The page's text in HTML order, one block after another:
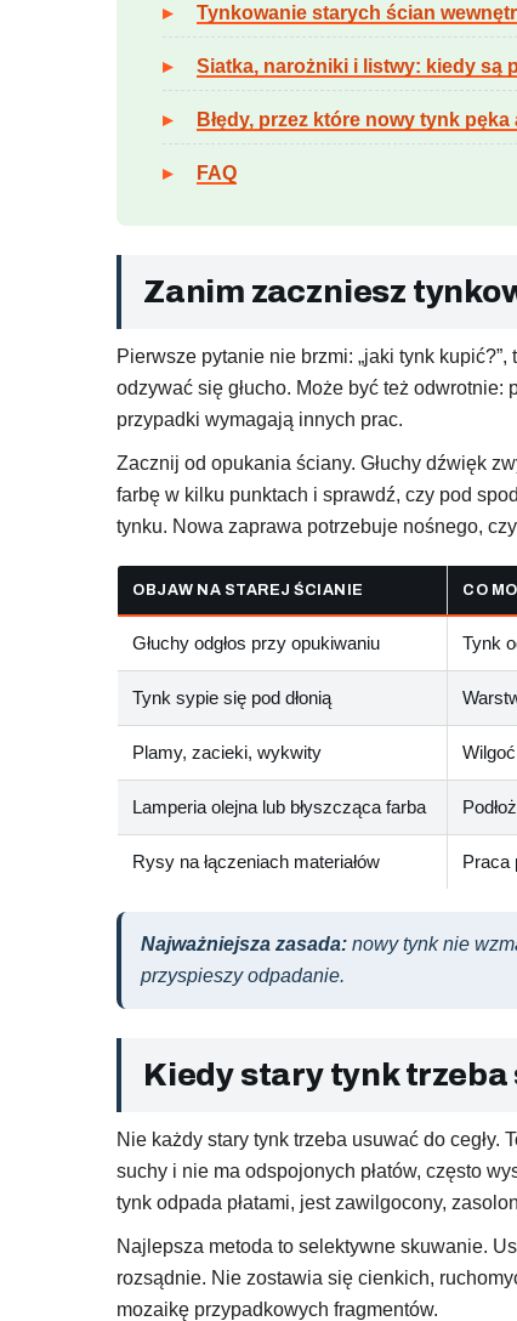
Tynkowanie starych ścian
Siatka, narożniki i listwy: kiedy są
Błędy, przez które nowy tynk
FAQ
Zanim zaczniesz
Pierwsze pytanie nie brzmi: „jaki tynk
odzywać się głucho. Może być też
przypadki wymagają innych prac.
Zacznij od opukania ściany. Głuchy dźwięk
farbę w kilku punktach i sprawdź, czy pod
tynku. Nowa zaprawa potrzebuje nośnego,
OBJAW NA STAREJ ŚCIANIE CO
Głuchy odgłos przy opukiwaniu Tynk
Tynk sypie się pod dłonią
Plamy, zacieki, wykwity
Lamperia olejna lub błyszcząca farba
Rysy na łączeniach materiałów Praca
Najważniejsza zasada: nowy tynk nie
przyspieszy odpadanie.
Kiedy stary tynk trzeba
Nie każdy stary tynk trzeba usuwać do cegły.
suchy i nie ma odspojonych płatów, często
tynk odpada płatami, jest zawilgocony,
Najlepsza metoda to selektywne skuwanie.
rozsądnie. Nie zostawia się cienkich,
mozaikę przypadkowych fragmentów.